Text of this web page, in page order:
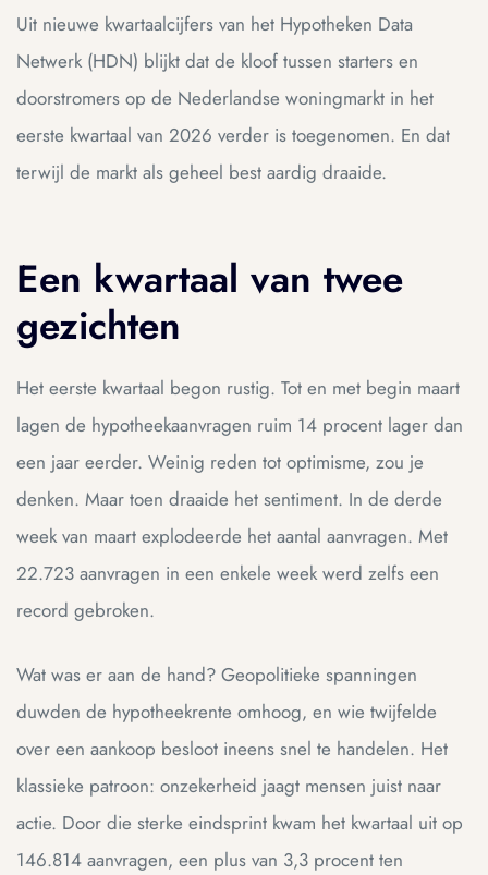
Uit nieuwe kwartaalcijfers van het Hypotheken Data
Netwerk (HDN) blijkt dat de kloof tussen starters en
doorstromers op de Nederlandse woningmarkt in het
eerste kwartaal van 2026 verder is toegenomen. En dat
terwijl de markt als geheel best aardig draaide.
Een kwartaal van twee
gezichten
Het eerste kwartaal begon rustig. Tot en met begin maart
lagen de hypotheekaanvragen ruim 14 procent lager dan
een jaar eerder. Weinig reden tot optimisme, zou je
denken. Maar toen draaide het sentiment. In de derde
week van maart explodeerde het aantal aanvragen. Met
22.723 aanvragen in een enkele week werd zelfs een
record gebroken.
Wat was er aan de hand? Geopolitieke spanningen
duwden de hypotheekrente omhoog, en wie twijfelde
over een aankoop besloot ineens snel te handelen. Het
klassieke patroon: onzekerheid jaagt mensen juist naar
actie. Door die sterke eindsprint kwam het kwartaal uit op
146.814 aanvragen, een plus van 3,3 procent ten